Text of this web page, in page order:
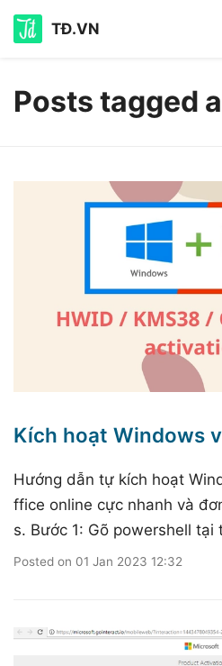
TĐ.VN
Posts tagged
Kích hoạt Windows
Hướng dẫn tự kích hoạt
ffice online cực nhanh và
s. Bước 1: Gõ powershell
Posted on 01 Jan 2023 12:32